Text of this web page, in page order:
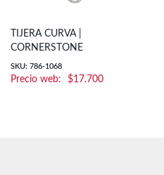
TIJERA CURVA |
CORNERSTONE
SKU: 786-1068
$17.700